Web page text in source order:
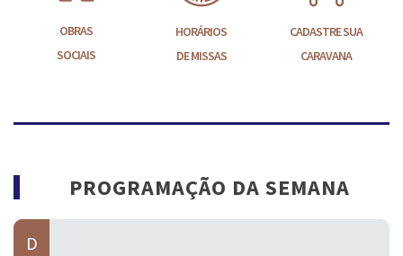
OBRAS
SOCIAIS
HORÁRIOS
DE MISSAS
CADASTRE SUA
CARAVANA
PROGRAMAÇÃO DA SEMANA
D